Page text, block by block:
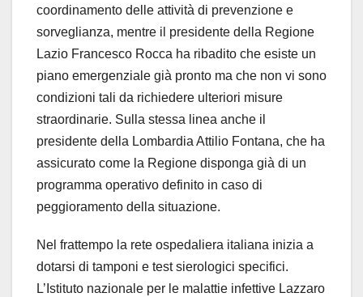
coordinamento delle attività di prevenzione e
sorveglianza, mentre il presidente della Regione
Lazio Francesco Rocca ha ribadito che esiste un
piano emergenziale già pronto ma che non vi sono
condizioni tali da richiedere ulteriori misure
straordinarie. Sulla stessa linea anche il
presidente della Lombardia Attilio Fontana, che ha
assicurato come la Regione disponga già di un
programma operativo definito in caso di
peggioramento della situazione.
Nel frattempo la rete ospedaliera italiana inizia a
dotarsi di tamponi e test sierologici specifici.
L’Istituto nazionale per le malattie infettive Lazzaro